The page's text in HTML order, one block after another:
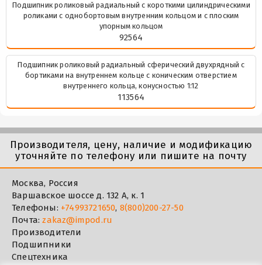
Подшипник роликовый радиальный с короткими цилиндрическими
роликами с однобортовым внутренним кольцом и с плоским
упорным кольцом
92564
Подшипник роликовый радиальный сферический двухрядный с
бортиками на внутреннем кольце с коническим отверстием
внутреннего кольца, конусностью 1:12
113564
Производителя, цену, наличие и модификацию
уточняйте по телефону или пишите на почту
Москва, Россия
Варшавское шоссе д. 132 А, к. 1
Телефоны: +74993721650, 8(800)200-27-50
Почта:zakaz@impod.ru
Производители
Подшипники
Спецтехника